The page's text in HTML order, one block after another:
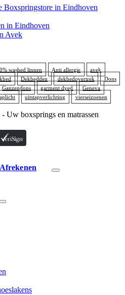
Boxspringstore in Eindhoven
in Eindhoven
Avek
washed linnen Anti allergie
avek
Dekbedden dekbedovertrek
Dons
Ganzendons garment dyed
Geneva
uitstapverlichting
vierseizoenen
Uw boxsprings en matrassen
Afrekenen